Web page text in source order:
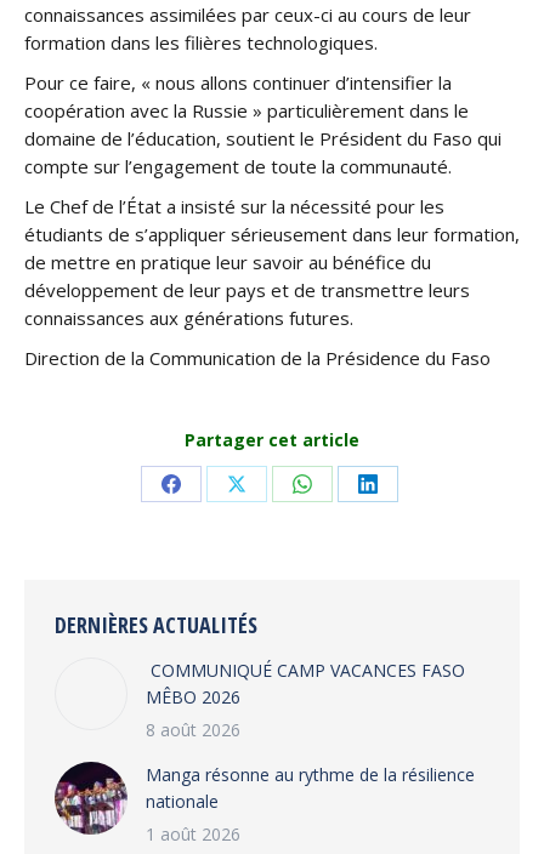
connaissances assimilées par ceux-ci au cours de leur
formation dans les filières technologiques.
Pour ce faire, « nous allons continuer d’intensifier la
coopération avec la Russie » particulièrement dans le
domaine de l’éducation, soutient le Président du Faso qui
compte sur l’engagement de toute la communauté.
Le Chef de l’État a insisté sur la nécessité pour les
étudiants de s’appliquer sérieusement dans leur formation,
de mettre en pratique leur savoir au bénéfice du
développement de leur pays et de transmettre leurs
connaissances aux générations futures.
Direction de la Communication de la Présidence du Faso
Partager cet article
Share Share Share Share
DERNIÈRES ACTUALITÉS
COMMUNIQUÉ CAMP VACANCES FASO
MÊBO 2026
8 août 2026
Manga résonne au rythme de la résilience
nationale
1 août 2026